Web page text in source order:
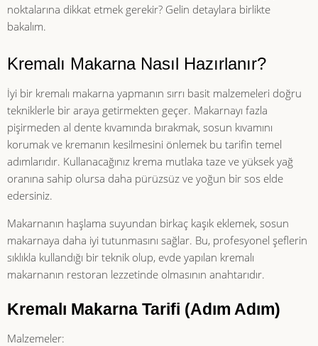
noktalarına dikkat etmek gerekir? Gelin detaylara birlikte
bakalım.
Kremalı Makarna Nasıl Hazırlanır?
İyi bir kremalı makarna yapmanın sırrı basit malzemeleri doğru
tekniklerle bir araya getirmekten geçer. Makarnayı fazla
pişirmeden al dente kıvamında bırakmak, sosun kıvamını
korumak ve kremanın kesilmesini önlemek bu tarifin temel
adımlarıdır. Kullanacağınız krema mutlaka taze ve yüksek yağ
oranına sahip olursa daha pürüzsüz ve yoğun bir sos elde
edersiniz.
Makarnanın haşlama suyundan birkaç kaşık eklemek, sosun
makarnaya daha iyi tutunmasını sağlar. Bu, profesyonel şeflerin
sıklıkla kullandığı bir teknik olup, evde yapılan kremalı
makarnanın restoran lezzetinde olmasının anahtarıdır.
Kremalı Makarna Tarifi (Adım Adım)
Malzemeler: